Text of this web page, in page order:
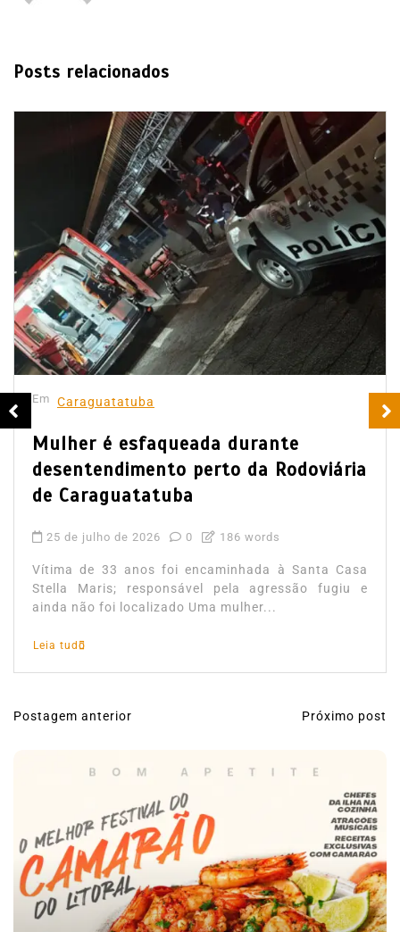
Posts relacionados
Em Caraguatatuba
Mulher é esfaqueada durante
desentendimento perto da Rodoviária
de Caraguatatuba
25 de julho de 2026 0 186 words
Vítima de 33 anos foi encaminhada à Santa Casa
Stella Maris; responsável pela agressão fugiu e
ainda não foi localizado Uma mulher...
Leia tudo
N
a
ç
Postagem anterior Próximo post